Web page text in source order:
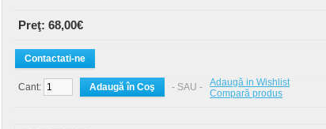
Preţ: 68,00€
Contactati-ne
Cant: - SAU -
Adaugă in Wishlist
Compară produs